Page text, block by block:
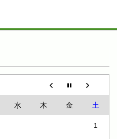
水 木 金 土
1